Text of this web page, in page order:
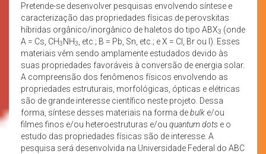
Pretende-se desenvolver pesquisas envolvendo síntese e
caracterização das propriedades físicas de perovskitas
híbridas orgânico/inorgânico de haletos do tipo ABX3 (onde
A = Cs, CH3 NH3
, etc.; B = Pb, Sn, etc.; e X = Cl, Br ou I). Esses
materiais vêm sendo amplamente estudados devido às
suas propriedades favoráveis à conversão de energia solar.
A compreensão dos fenômenos físicos envolvendo as
propriedades estruturais, morfológicas, ópticas e elétricas
são de grande interesse científico neste projeto. Dessa
forma, síntese desses materiais na forma debulk e/ou
filmes finos e/ou heteroestruturas e/ou quantum dots e o
estudo das propriedades físicas são de interesse. A
pesquisa será desenvolvida na Universidade Federal do ABC